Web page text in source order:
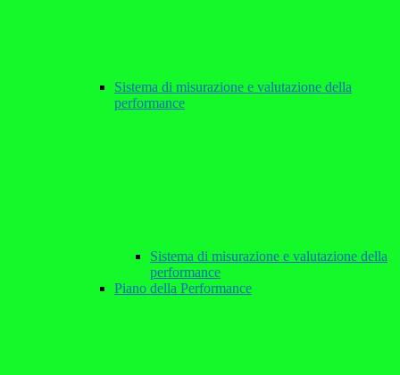
Sistema di misurazione e valutazione della
performance
Sistema di misurazione e valutazione della
performance
Piano della Performance